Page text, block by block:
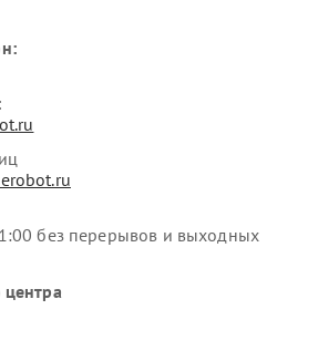
без перерывов и выходных
центра